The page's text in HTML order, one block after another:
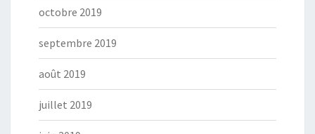
octobre 2019
septembre 2019
août 2019
juillet 2019